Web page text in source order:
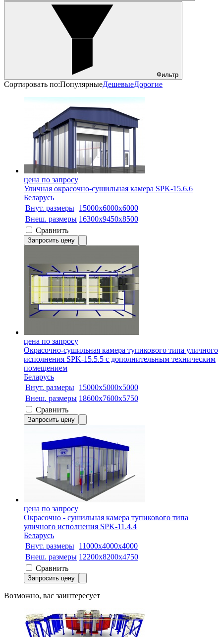
Фильтр
Сортировать по:ПопулярныеДешевыеДорогие
цена по запросу
Уличная окрасочно-сушильная камера SPK-15.6.6
Беларусь
Внут. размеры 15000х6000х6000
Внеш. размеры 16300х9450х8500
Сравнить
Запросить цену
цена по запросу
Окрасочно-сушильная камера тупикового типа уличного
исполнения SPK-15.5.5 с дополнительным техническим
помещением
Беларусь
Внут. размеры 15000х5000х5000
Внеш. размеры 18600х7600х5750
Сравнить
Запросить цену
цена по запросу
Окрасочно - сушильная камера тупикового типа
уличного исполнения SPK-11.4.4
Беларусь
Внут. размеры 11000х4000х4000
Внеш. размеры 12200x8200x4750
Сравнить
Запросить цену
Возможно, вас заинтересует